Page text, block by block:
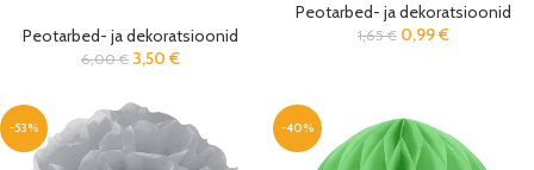
Peotarbed- ja dekoratsioonid
6,00€ 3,50 €
Peotarbed- ja dekoratsioonid
1,65€ 0,99€
-53% -40%